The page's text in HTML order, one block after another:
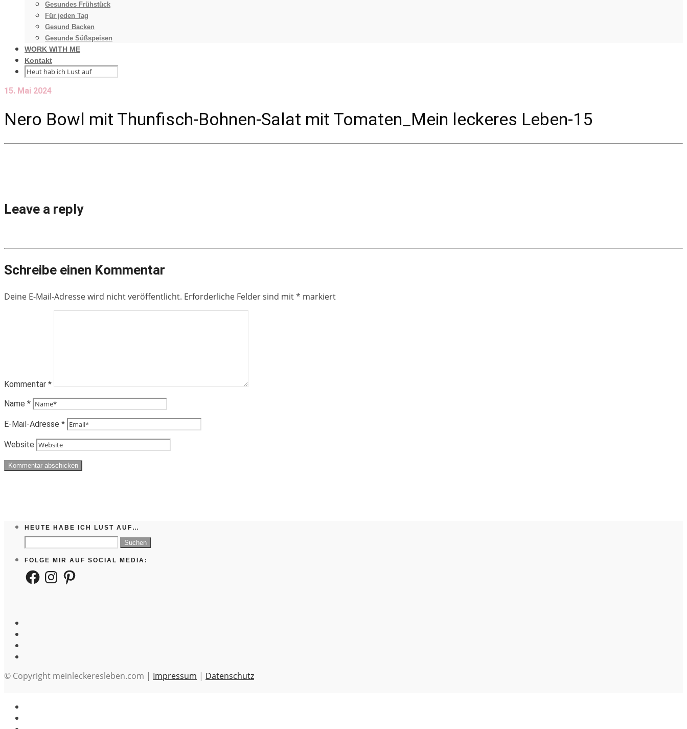
Gesundes Frühstück
Für jeden Tag
Gesund Backen
Gesunde Süßspeisen
WORK WITH ME
Kontakt
15. Mai 2024
Nero Bowl mit Thunfisch-Bohnen-Salat mit Tomaten_Mein leckeres Leben-15
Leave a reply
Schreibe einen Kommentar
Deine E-Mail-Adresse wird nicht veröffentlicht. Erforderliche Felder sind mit* markiert
Kommentar *
Name *
E-Mail-Adresse *
Website
HEUTE HABE ICH LUST AUF…
Suchen
nach:
FOLGE MIR AUF SOCIAL MEDIA:
FacebookInstagramPinterest
© Copyright meinleckeresleben.com | Impressum | Datenschutz